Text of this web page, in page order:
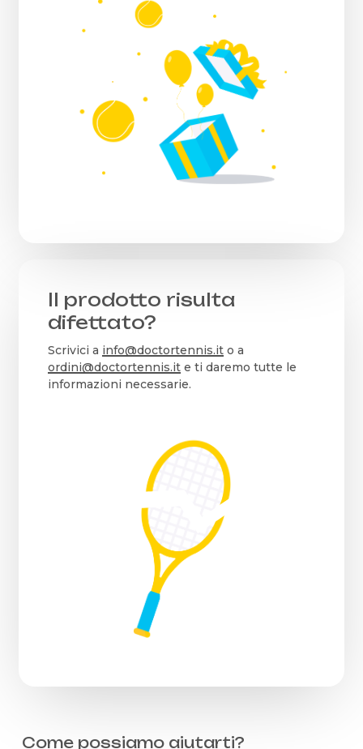
Il prodotto risulta
difettato?
Scrivici a info@doctortennis.ito a
ordini@doctortennis.ite ti daremo tutte le
informazioni necessarie.
Come possiamo aiutarti?